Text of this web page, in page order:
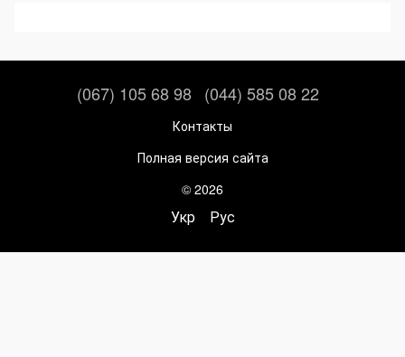
(067) 105 68 98 (044) 585 08 22
Контакты
Полная версия сайта
© 2026
Укр Рус